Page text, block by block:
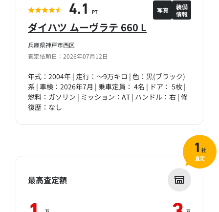
兵庫県神戸市西区
査定依頼日：2026年07月12日
ダイハツ ムーヴラテ 660 L
年式：2004年 | 走行：～9万キロ | 色：黒(ブラック)
系 | 車検：2026年7月 | 乗車定員： 4名 | ドア： 5枚 |
燃料：ガソリン | ミッション：AT | ハンドル：右 | 修
復歴：なし
4.1 PT 写真
装備
情報
最高査定額
1 社
査定